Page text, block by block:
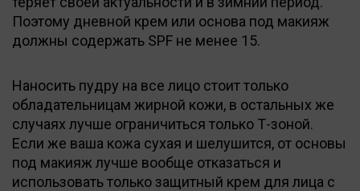
Поэтому дневной крем или основа под макияж
должны содержать SPF не менее 15.
Наносить пудру на все лицо стоит только
обладательницам жирной кожи, в остальных же
случаях лучше ограничиться только Т-зоной.
Если же ваша кожа сухая и шелушится, от основы
под макияж лучше вообще отказаться и
использовать только защитный крем для лица с